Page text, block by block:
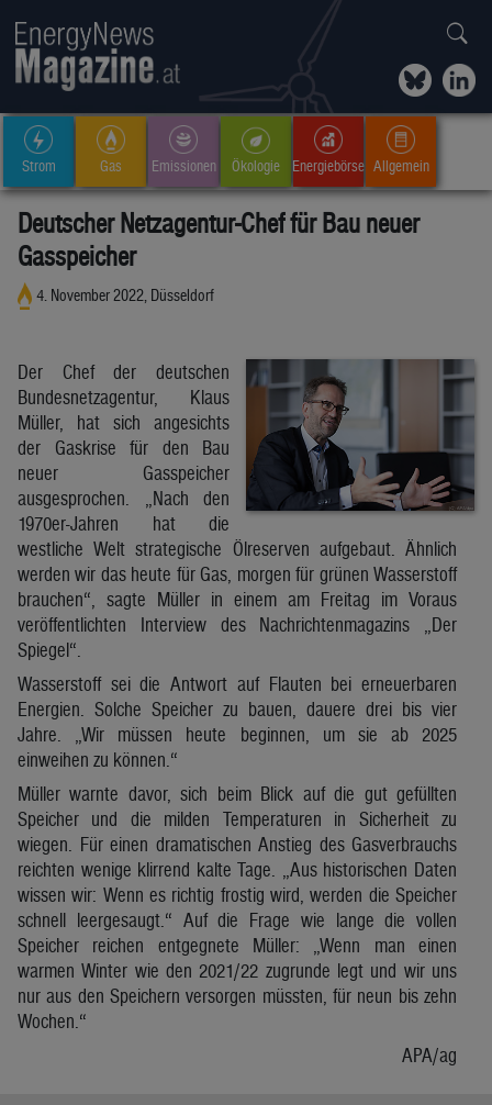
Strom Gas Emissionen Ökologie Energiebörse Allgemein
Deutscher Netzagentur-Chef für Bau neuer
Gasspeicher
4. November 2022, Düsseldorf
Der Chef der deutschen
Bundesnetzagentur, Klaus
Müller, hat sich angesichts
der Gaskrise für den Bau
neuer Gasspeicher
ausgesprochen. „Nach den
1970er-Jahren hat die
westliche Welt strategische Ölreserven aufgebaut. Ähnlich
werden wir das heute für Gas, morgen für grünen Wasserstoff
brauchen“, sagte Müller in einem am Freitag im Voraus
veröffentlichten Interview des Nachrichtenmagazins „Der
Spiegel“.
Wasserstoff sei die Antwort auf Flauten bei erneuerbaren
Energien. Solche Speicher zu bauen, dauere drei bis vier
Jahre. „Wir müssen heute beginnen, um sie ab 2025
einweihen zu können.“
Müller warnte davor, sich beim Blick auf die gut gefüllten
Speicher und die milden Temperaturen in Sicherheit zu
wiegen. Für einen dramatischen Anstieg des Gasverbrauchs
reichten wenige klirrend kalte Tage. „Aus historischen Daten
wissen wir: Wenn es richtig frostig wird, werden die Speicher
schnell leergesaugt.“ Auf die Frage wie lange die vollen
Speicher reichen entgegnete Müller: „Wenn man einen
warmen Winter wie den 2021/22 zugrunde legt und wir uns
nur aus den Speichern versorgen müssten, für neun bis zehn
Wochen.“
APA/ag